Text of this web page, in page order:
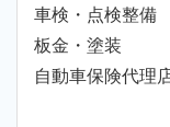
車検・点検整備
板金・塗装
自動車保険代理